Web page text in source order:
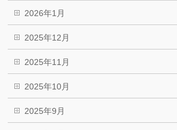
2026年1月
2025年12月
2025年11月
2025年10月
2025年9月